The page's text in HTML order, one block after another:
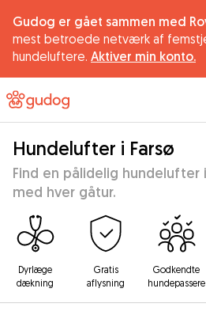
Gudog er gået sammen med
mest betroede netværk af
hundeluftere. Aktiver min konto.
Hundelufter i Farsø
Find en pålidelig hundelufter
med hver gåtur.
Dyrlæge
dækning
Gratis
aflysning
Godkendte
hundepassere